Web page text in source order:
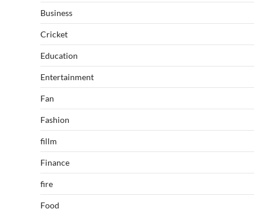
Business
Cricket
Education
Entertainment
Fan
Fashion
fillm
Finance
fire
Food